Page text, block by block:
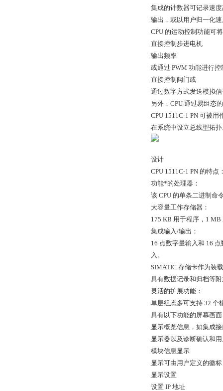
集成的计数器可记录速
输出，或以用户归一化
CPU 的运动控制功能可
直接控制步进电机
输出频率
或通过 PWM 功能进行控
直接控制阀门或
通过数字方式发送模拟
另外，CPU 通过易组态
CPU 1511C-1 PN 可被
在系统中设立总线型拓
设计
CPU 1511C-1 PN 的特点
功能*的处理器：
该 CPU 的单条二进制命
大容量工作存储器：
175 KB 用于程序，1 MB
集成输入/输出；
16 点数字量输入和 16
入。
SIMATIC 存储卡作为装
具有数据记录和归档等
灵活的扩展功能：
单层组态多可支持 32 个
具有以下功能的屏幕画
显示概览信息，如集成
显示器以及诊断确认和
模块信息显示
显示可由用户定义的徽标
显示设置
设置 IP 地址